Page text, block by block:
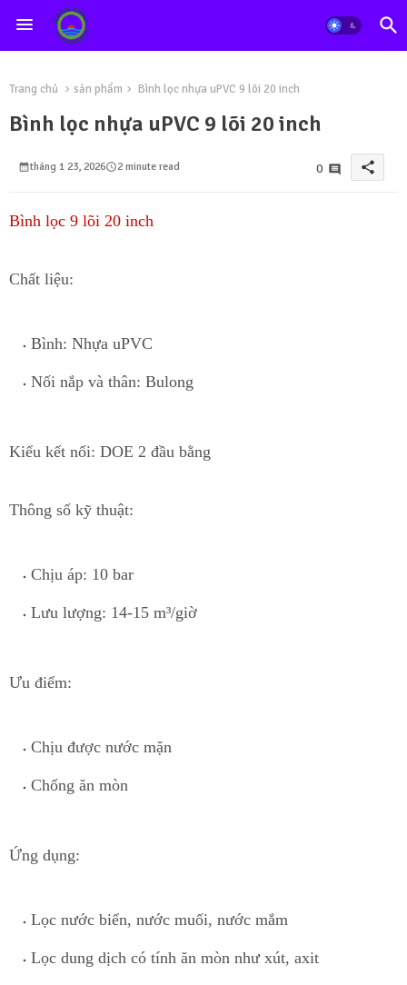
Trang chủ sản phẩm Bình lọc nhựa uPVC 9 lõi 20 inch
Bình lọc nhựa uPVC 9 lõi 20 inch
tháng 1 23, 2026 2 minute read 0 share
Bình lọc 9 lõi 20 inch
Chất liệu:
Bình: Nhựa uPVC
Nối nắp và thân: Bulong
Kiểu kết nối: DOE 2 đầu bằng
Thông số kỹ thuật:
Chịu áp: 10 bar
Lưu lượng: 14-15 m³/giờ
Ưu điểm:
Chịu được nước mặn
Chống ăn mòn
Ứng dụng:
Lọc nước biển, nước muối, nước mắm
Lọc dung dịch có tính ăn mòn như xút, axit